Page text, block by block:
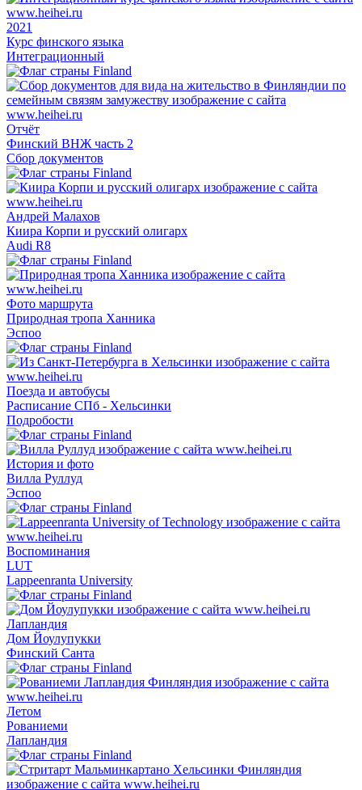
2021
Курс финского языка
Интеграционный
Отчёт
Финский ВНЖ часть 2
Сбор документов
Андрей Малахов
Киира Корпи и русский олигарх
Audi R8
Фото маршрута
Природная тропа Ханника
Эспоо
Поезда и автобусы
Расписание СПб - Хельсинки
Подробости
История и фото
Вилла Руллуд
Эспоо
Воспоминания
LUT
Lappeenranta University
Лапландия
Дом Йоулупукки
Финский Санта
Летом
Рованиеми
Лапландия